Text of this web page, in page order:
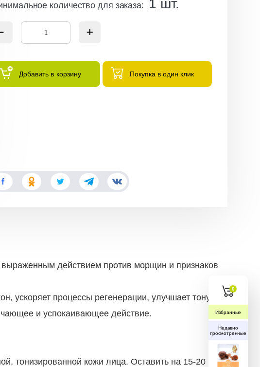
количество для заказа: 1 шт.
Добавить в корзину Покупка в один клик
выраженным действием против морщин и признаков
ускоряет процессы регенерации, улучшает тонус
и успокаивающее действие.
тонизированной кожи лица. Оставить на 15-20
0
Избранные
Недавно
просмотренные